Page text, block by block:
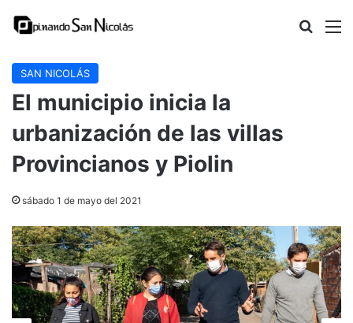
Buscar
SAN NICOLÁS
El municipio inicia la
urbanización de las villas
Provincianos y Piolin
sábado 1 de mayo del 2021